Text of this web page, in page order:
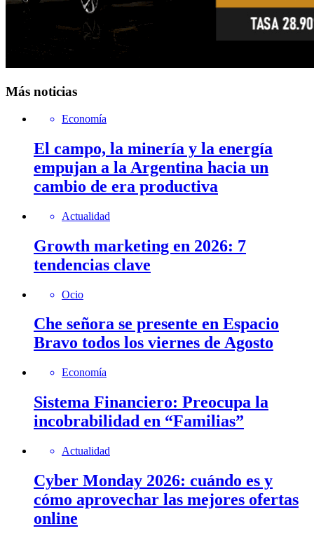
Más noticias
Economía
El campo, la minería y la energía
empujan a la Argentina hacia un
cambio de era productiva
Actualidad
Growth marketing en 2026: 7
tendencias clave
Ocio
Che señora se presente en Espacio
Bravo todos los viernes de Agosto
Economía
Sistema Financiero: Preocupa la
incobrabilidad en “Familias”
Actualidad
Cyber Monday 2026: cuándo es y
cómo aprovechar las mejores ofertas
online